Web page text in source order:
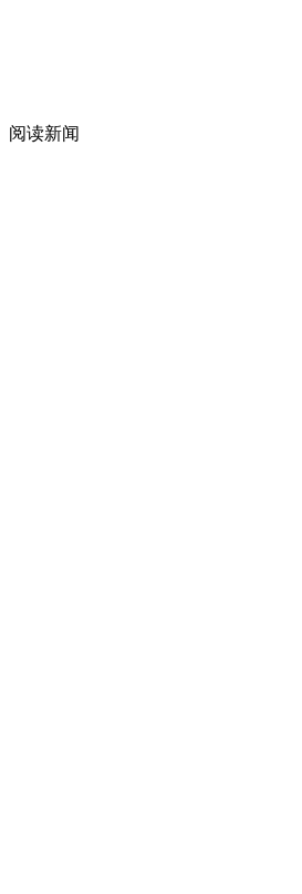
阅读新闻